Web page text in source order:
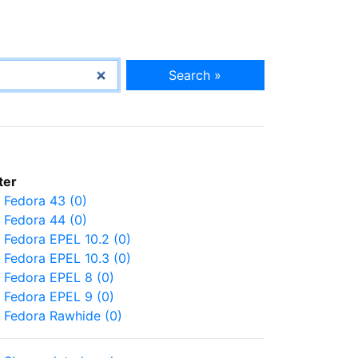
Search »
Fedora 43 (0)
Fedora 44 (0)
Fedora EPEL 10.2 (0)
Fedora EPEL 10.3 (0)
Fedora EPEL 8 (0)
Fedora EPEL 9 (0)
Fedora Rawhide (0)